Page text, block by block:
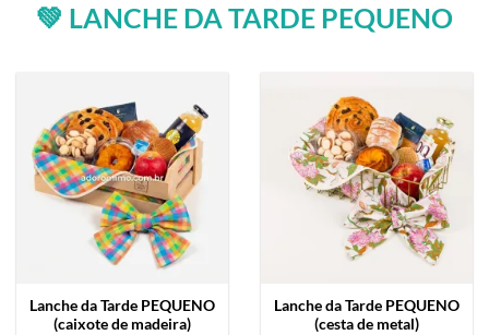
💚 LANCHE DA TARDE PEQUENO
Lanche da Tarde PEQUENO
(caixote de madeira)
Lanche da Tarde PEQUENO
(cesta de metal)